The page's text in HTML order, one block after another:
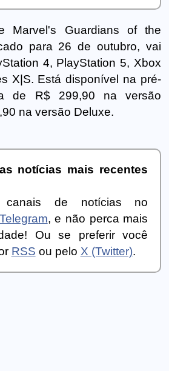
Marvel's Guardians of the
para 26 de outubro, vai
4, PlayStation 5, Xbox
X|S. Está disponível na pré-
de R$ 299,90 na versão
na versão Deluxe.
notícias mais recentes
canais de notícias no
Telegram, e não perca mais
Ou se preferir você
RSS ou pelo X (Twitter).